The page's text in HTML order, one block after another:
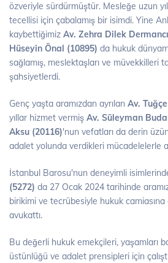
özveriyle sürdürmüştür. Mesleğe uzun
tecellisi için çabalamış bir isimdi. Yine
kaybettiğimiz Av. Zehra Dilek
Hüseyin Önal (10895) da hukuk
sağlamış, meslektaşları ve müvekkilleri
şahsiyetlerdi.
Genç yaşta aramızdan ayrılan Av.
yıllar hizmet vermiş Av. Süleyman
Aksu (20116)'nun vefatları da derin
adalet yolunda verdikleri mücadelelerle
İstanbul Barosu'nun deneyimli
(5272) da 27 Ocak 2024 tarihinde
birikimi ve tecrübesiyle hukuk
avukattı.
Bu değerli hukuk emekçileri, yaşamları
üstünlüğü ve adalet prensipleri için